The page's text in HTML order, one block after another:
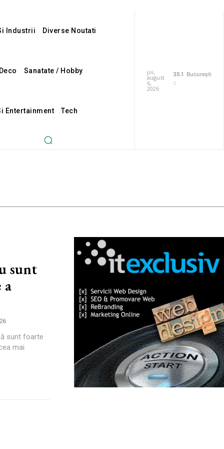
Industrii Diverse Noutati
Sanatate / Hobby
Entertainment Tech
joi,
august
6,
2026
35.1
C
București
sunt
a
sunt foarte
mai